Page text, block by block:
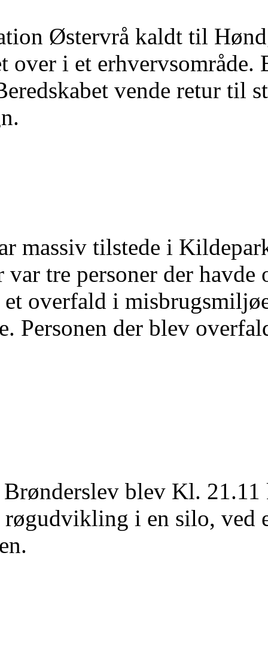
Østervrå kaldt til
over i et
vende retur til
massiv tilstede i
tre personer der havde
overfald i
Personen der blev
Brønderslev blev Kl.
røgudvikling i en silo, ved